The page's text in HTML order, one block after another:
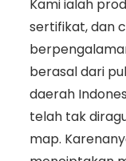
Kami ialah
sertifikat, dan
berasal dari
daerah
telah tak
map.